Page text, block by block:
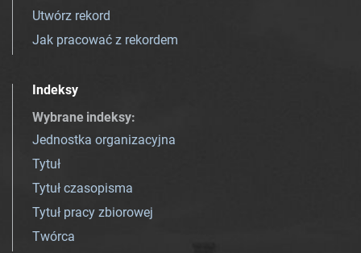
Utwórz rekord
Jak pracować z rekordem
Indeksy
Wybrane indeksy:
Jednostka organizacyjna
Tytuł
Tytuł czasopisma
Tytuł pracy zbiorowej
Twórca